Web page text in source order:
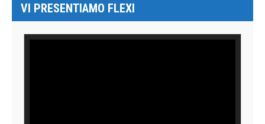
VI PRESENTIAMO FLEXI
Video